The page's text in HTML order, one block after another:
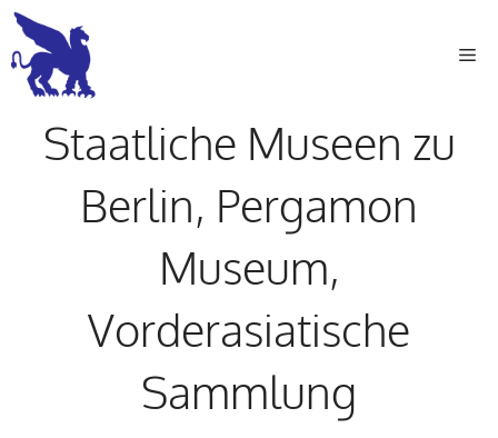
Zum
Inhalt
springen
Staatliche Museen zu
Berlin, Pergamon
Museum,
Vorderasiatische
Sammlung